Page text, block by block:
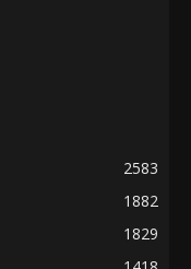
2583
1882
1829